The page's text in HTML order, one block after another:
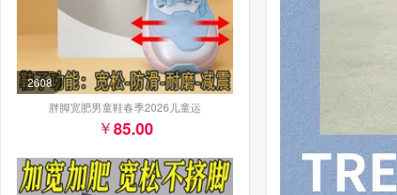
2608
胖脚宽肥男童鞋春季2026儿童运
85.00